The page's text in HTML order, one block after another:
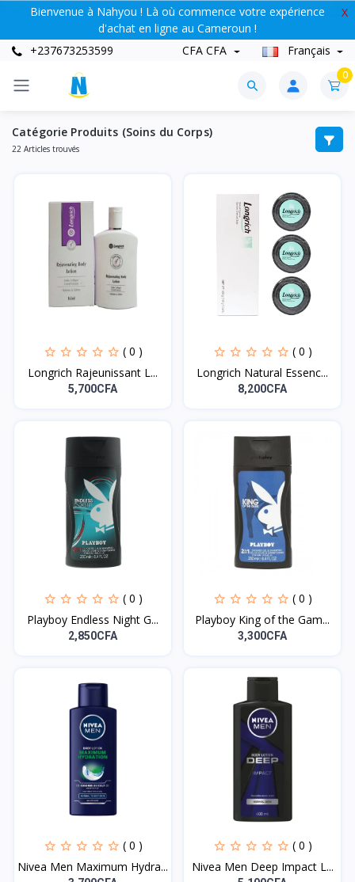
Bienvenue à Nahyou ! Là où commence votre expérience
d'achat en ligne au Cameroun !
X
+237673253599 CFA CFA Français
0
Catégorie Produits (Soins du Corps)
22 Articles trouvés
( 0 )
Longrich Rajeunissant L...
5,700CFA
( 0 )
Longrich Natural Essenc...
8,200CFA
( 0 )
Playboy Endless Night G...
2,850CFA
( 0 )
Playboy King of the Gam...
3,300CFA
( 0 )
Nivea Men Maximum Hydra...
( 0 )
Nivea Men Deep Impact L...